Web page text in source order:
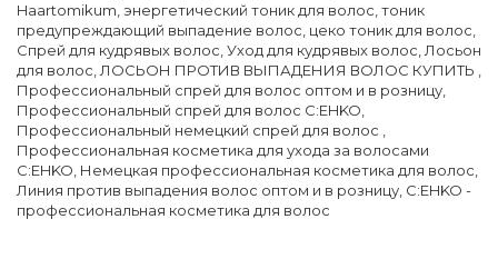
Haartomikum энергетический тоник для волос тоник
предупреждающий выпадение волос цеко тоник для волос
Спрей для кудрявых волос Уход для кудрявых волос Лосьон
для волос ЛОСЬОН ПРОТИВ ВЫПАДЕНИЯ ВОЛОС КУПИТЬ
Профессиональный спрей для волос оптом и в розницу
Профессиональный спрей для волос C:EHKO
Профессиональный немецкий спрей для волос
Профессиональная косметика для ухода за волосами
C:EHKO Немецкая профессиональная косметика для волос
Линия против выпадения волос оптом и в розницу C:EHKO -
профессиональная косметика для волос